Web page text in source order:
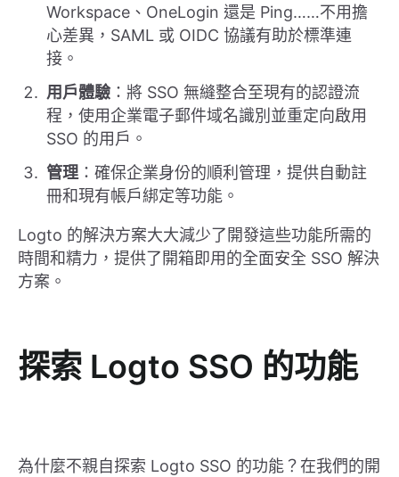
Workspace、OneLogin 還是 Ping……不用擔
心差異，SAML 或 OIDC 協議有助於標準連
接。
用戶體驗 ：將 SSO 無縫整合至現有的認證流
程，使用企業電子郵件域名識別並重定向啟用
SSO 的用戶。
管理 ：確保企業身份的順利管理，提供自動註
冊和現有帳戶綁定等功能。
Logto 的解決方案大大減少了開發這些功能所需的
時間和精力，提供了開箱即用的全面安全 SSO 解決
方案。
探索 Logto SSO 的功能
為什麼不親自探索 Logto SSO 的功能？在我們的開